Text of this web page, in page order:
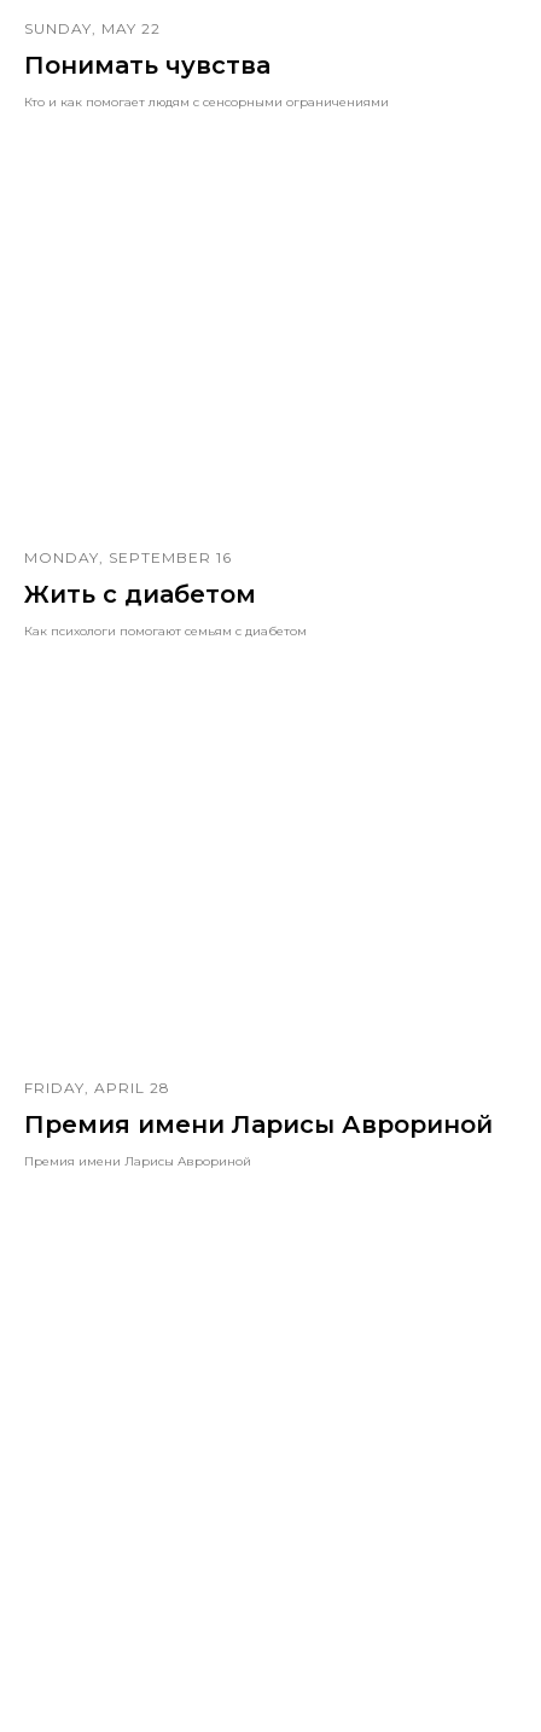
SUNDAY, MAY 22
Понимать чувства
Кто и как помогает людям с сенсорными ограничениями
MONDAY, SEPTEMBER 16
Жить с диабетом
Как психологи помогают семьям с диабетом
FRIDAY, APRIL 28
Премия имени Ларисы Аврориной
Премия имени Ларисы Аврориной